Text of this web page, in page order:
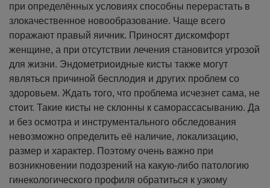
при определённых условиях способны перерастать в
злокачественное новообразование. Чаще всего
поражают правый яичник. Приносят дискомфорт
женщине, а при отсутствии лечения становится угрозой
для жизни. Эндометриоидные кисты также могут
являться причиной бесплодия и других проблем со
здоровьем. Ждать того, что проблема исчезнет сама, не
стоит. Такие кисты не склонны к саморассасыванию. Да
и без осмотра и инструментального обследования
невозможно определить её наличие, локализацию,
размер и характер. Поэтому очень важно при
возникновении подозрений на какую-либо патологию
гинекологического профиля обратиться к узкому